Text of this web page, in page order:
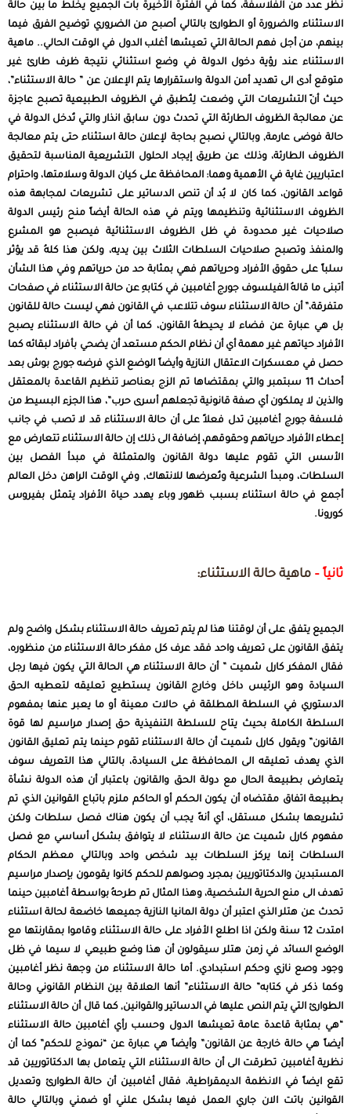
نظر عدد من الفلاسفة، كما في الفترة الأخيرة بات الجميع يخلط ما بين حالة
الاستثناء والضرورة أو الطوارئ بالتالي أصبح من الضروري توضيح الفرق فيما
بينهم، من أجل فهم الحالة التي تعيشها أغلب الدول في الوقت الحالي.. ماهية
الاستثناء عند رؤية دخول الدولة في وضع استثنائي نتيجة ظرف طارئ غير
متوقع أدى الى تهديد أمن الدولة واستقرارها يتم الإعلان عن ” حالة الاستثناء”،
حيث أنّ التشريعات التي وضعت لِتُطبق في الظروف الطبيعية تصبح عاجزة
عن معالجة الظروف الطارئة التي تحدث دون سابق انذار والتي تُدخل الدولة في
حالة فوضى عارمة, وبالتالي نصبح بحاجة لإعلان حالة استثناء حتى يتم معالجة
الظروف الطارئة، وذلك عن طريق إيجاد الحلول التشريعية المناسبة لتحقيق
اعتباريين غاية في الأهمية وهما: المحافظة على كيان الدولة وسلامتها، واحترام
قواعد القانون، كما كان لا بُد أن تنص الدساتير على تشريعات لمجابهة هذه
الظروف الاستثنائيةوتنظيمها ويتم في هذه الحالة أيضاً منح رئيس الدولة
صلاحيات غير محدودة في ظل الظروف الاستثنائية فيصبح هو المشرع
والمنفذ وتصبح صلاحيات السلطات الثلاث بين يديه، ولكن هذا كلهُ قد يؤثر
سلباً على حقوق الأفراد وحرياتهم فهي بمثابة حد من حرياتهم وفي هذا الشأن
أتبنى ما قالهُ الفيلسوف جورج أغامبين في كتابهِ عن حالة الاستثناء في صفحات
متفرقة،” أن حالة الاستثناء سوف تتلاعب في القانون فهي ليست حالة للقانون
بل هي عبارة عن فضاء لا يحيطهُ القانون، كما أن في حالة الاستثناء يصبح
الأفراد حياتهم غير مهمة أي أن نظام الحكم مستعد أن يضحي بأفراد لبقائه كما
حصل في معسكرات الاعتقال النازية وأيضاً الوضع الذي فرضه جورج بوش بعد
أحداث 11 سبتمبر والتي بمقتضاها تم الزج بعناصر تنظيم القاعدة بالمعتقل
والذين لا يملكون أي صفة قانونية تجعلهم أسرى حرب”، هذا الجزء البسيط من
فلسفة جورج أغامبين تدل فعلاً على أن حالة الاستثناء قد لا تصب في جانب
إعطاء الأفراد حرياتهم وحقوقهم، إضافة الى ذلك إن حالة الاستثناء تتعارض مع
الأسس التي تقوم عليها دولة القانون والمتمثلة في مبدأ الفصل بين
السلطات، ومبدأ الشرعية وتُعرضها للانتهاك, وفي الوقت الراهن دخل العالم
أجمع في حالة استثناء بسبب ظهور وباء يهدد حياة الأفراد يتمثل بفيروس
كورونا.
ثانياً – ماهية حالة الاستثناء:
الجميع يتفق على أن لوقتنا هذا لم يتم تعريف حالة الاستثناء بشكل واضح ولم
يتفق القانون على تعريف واحد فقد عرف كل مفكر حالة الاستثناء من منظوره،
فقال المفكر كارل شميت ” أن حالة الاستثناء هي الحالة التي يكون فيها رجل
السيادة وهو الرئيس داخل وخارج القانون يستطيع تعليقه لتعطيه الحق
الدستوري في السلطة المطلقة في حالات معينة أو ما يعبر عنها بمفهوم
السلطة الكاملة بحيث يتاح للسلطة التنفيذية حق إصدار مراسيم لها قوة
القانون” ويقول كارل شميت أن حالة الاستثناء تقوم حينما يتم تعليق القانون
الذي يهدف تعليقه الى المحافظة على السيادة، بالتالي هذا التعريف سوف
يتعارض بطبيعة الحال مع دولة الحق والقانون باعتبار أن هذه الدولة نشأة
بطبيعة اتفاق مقتضاه أن يكون الحكم أو الحاكم ملزم باتباع القوانين الذي تم
تشريعها بشكل مستقل، أي أنهً يجب أن يكون هناك فصل سلطات ولكن
مفهوم كارل شميت عن حالة الاستثناء لا يتوافق بشكل أساسي مع فصل
السلطات إنما يركز السلطات بيد شخص واحد وبالتالي معظم الحكام
المستبدين والدكتاتوريين بمجرد وصولهم للحكم كانوا يقومون بإصدار مراسيم
تهدف الى منع الحرية الشخصية، وهذا المثال تم طرحهُ بواسطة أغامبين حينما
تحدث عن هتلر الذي اعتبر أن دولة المانيا النازية جميعها خاضعة لحالة استثناء
امتدت 12 سنة ولكن اذا اطلع الأفراد على حالة الاستثناء وقاموا بمقارنتها مع
الوضع السائد في زمن هتلر سيقولون أن هذا وضع طبيعي لا سيما في ظل
وجود وصع نازي وحكم استبدادي. أما حالة الاستثناء من وجهة نظر أغامبين
وكما ذكر في كتابه” حالة الاستثناء” أنها العلاقة بين النظام القانوني وحالة
الطوارئ التي يتم النص عليها في الدساتير والقوانين, كما قال أن حالة الاستثناء
“هي بمثابة قاعدة عامة تعيشها الدول وحسب رأي أغامبين حالة الاستثناء
أيضاً هي حالة خارجة عن القانون” وأيضاً هي عبارة عن “نموذج للحكم” كما أن
نظرية أغامبين تطرقت الى أن حالة الاستثناء التي يتعامل بها الدكتاتوريين قد
تقع ايضاً في الانظمة الديمقراطية، فقال أغامبين أن حالة الطوارئ وتعديل
القوانين باتت الان جاري العمل فيها بشكل علني أو ضمني وبالتالي حالة